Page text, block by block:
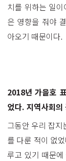
치를 위하는 일
은 영향을 줘야
아오기 때문이다.
2018년 가을호
었다. 지역사회
그동안 우리 잡지
를 다룬 적이 없
루고 있기 때문